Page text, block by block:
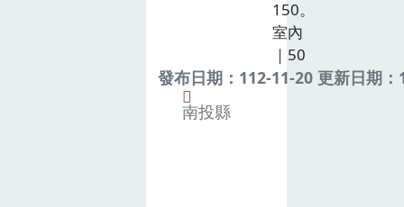
150。
室內
｜50
發布日期：112-11-20 更新日期
南投縣